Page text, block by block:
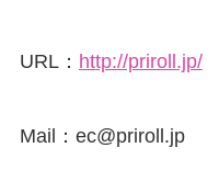
URL： http://priroll.jp/
Mail：ec@priroll.jp